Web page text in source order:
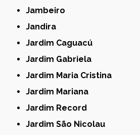
Jambeiro
Jandira
Jardim Caguacú
Jardim Gabriela
Jardim Maria Cristina
Jardim Mariana
Jardim Record
Jardim São Nicolau